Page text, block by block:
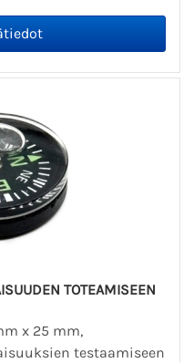
TOTEAMISEEN
x 25 mm,
testaamiseen